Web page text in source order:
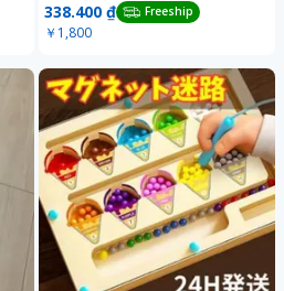
338.400 ₫ Freeship
￥1,800